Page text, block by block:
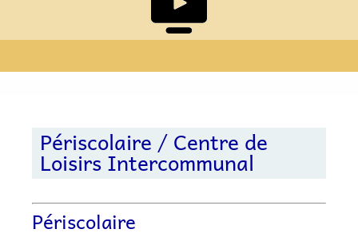
Périscolaire / Centre de
Loisirs Intercommunal
Périscolaire